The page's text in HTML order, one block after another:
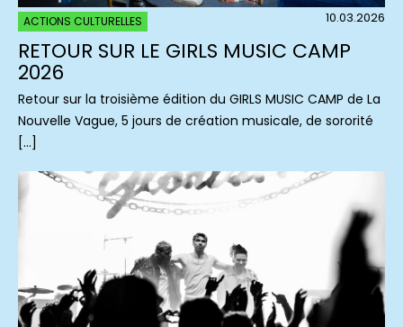
ACTIONS CULTURELLES 10.03.2026
RETOUR SUR LE GIRLS MUSIC CAMP
2026
Retour sur la troisième édition du GIRLS MUSIC CAMP de La
Nouvelle Vague, 5 jours de création musicale, de sororité
[…]